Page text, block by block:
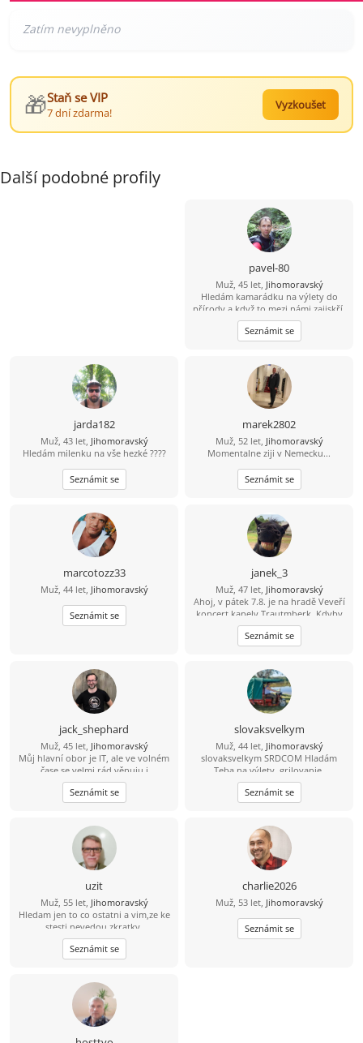
🎁Staň se VIP
7 dní zdarma!
Vyzkoušet
Další podobné profily
pavel-80
Muž, 45 let, Jihomoravský
Hledám kamarádku na výlety do
přírody a když to mezi námi zajiskří,
tak můžeme zkusit společnou cestu
životem.
Seznámit se
jarda182
Muž, 43 let, Jihomoravský
Hledám milenku na vše hezké ????
Seznámit se
marek2802
Muž, 52 let, Jihomoravský
Momentalne ziji v Nemecku...
Seznámit se
marcotozz33
Muž, 44 let, Jihomoravský
Seznámit se
janek_3
Muž, 47 let, Jihomoravský
Ahoj, v pátek 7.8. je na hradě Veveří
koncert kapely Trautmberk. Kdyby
se Ti chtělo, tak mám na Wats Appu
čerstvou fotku :-) 773 908 225 Jan
Seznámit se
jack_shephard
Muž, 45 let, Jihomoravský
Můj hlavní obor je IT, ale ve volném
čase se velmi rád věnuju i
humanitnějším věcem. Čas od času si
rád zasportuju či zahraju na kytaru.
Hledám někoho sympatického s
čem povídat. :)
Seznámit se
slovaksvelkym
Muž, 44 let, Jihomoravský
slovaksvelkym SRDCOM Hladám
Teba na výlety, grilovanie,
spoločnosť pri každodenných
veciach. Zablokuje ma IBA jeptiška so
zašitou ... . Neopakujem po
škrabkacieho mobilu, faceboku,
vakcíne proti koronavírusu atď.
Moraváčky, resp. Češky sa vôbec
nevedia ani bozkávať, ani milovať.
Ahoj princezna 45- 65. /Áno, hladam
staršiu ženu, ako ja/. Nadváhu a
vrásky mám na žene rád. Neni to ale
podmienka. 22 3 2023 som prestal
fajčiť. Chceš aj Ty prestať? Pomôžem.
Poď, podaj mi ruku a poďme spolu
Seznámit se
uzit
Muž, 55 let, Jihomoravský
Hledam jen to co ostatni a vim,ze ke
stesti nevedou zkratky.
Seznámit se
charlie2026
Muž, 53 let, Jihomoravský
Seznámit se